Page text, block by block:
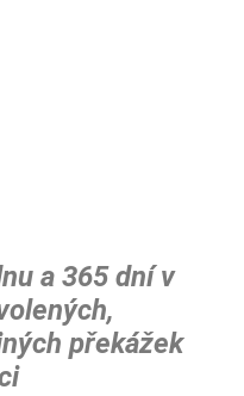
a 365 dní v
překážek